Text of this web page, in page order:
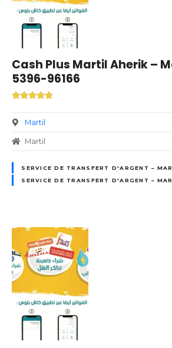
Cash Plus Martil Aherik –
5396-96166
Martil
Martil
SERVICE DE TRANSFERT D'ARGENT –
SERVICE DE TRANSFERT D'ARGENT –